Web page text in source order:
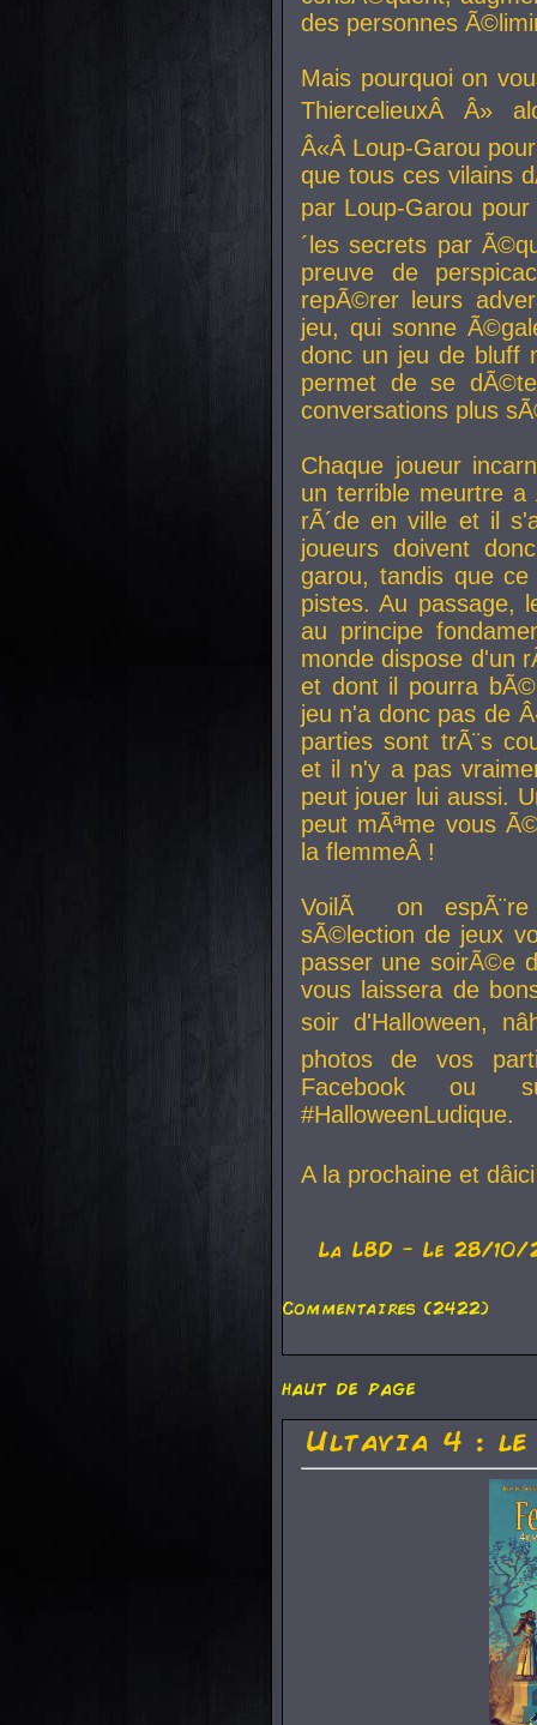
des personnes
Mais pourquoi on
ThiercelieuxÂ Â»
Â«Â Loup-Garou
que tous ces vilains
par Loup-Garou
´les secrets par
preuve de
repÃ©rer leurs
jeu, qui sonne
donc un jeu de bluff
permet de se
conversations plus
Chaque joueur
un terrible meurtre
rÃ´de en ville et il
joueurs doivent
garou, tandis que
pistes. Au passage,
au principe
monde dispose d'un
et dont il pourra
jeu n'a donc pas de
parties sont trÃ¨s
et il n'y a pas
peut jouer lui aussi.
peut mÃªme vous
la flemmeÂ !
VoilÃ on
sÃ©lection de jeux
passer une soirÃ©e
vous laissera de
soir d'Halloween,
photos de vos
Facebook ou
#HalloweenLudique.
A la prochaine et
La LBD - Le 28/10/
Commentaires (2422)
haut de page
Ultavia 4 :